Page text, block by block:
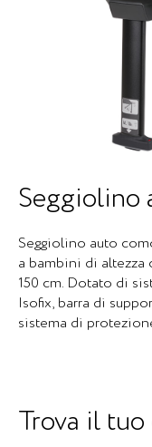
Seggiolino
Seggiolino auto
a bambini di altezza
150 cm. Dotato di
Isofix, barra di
sistema di
Trova il